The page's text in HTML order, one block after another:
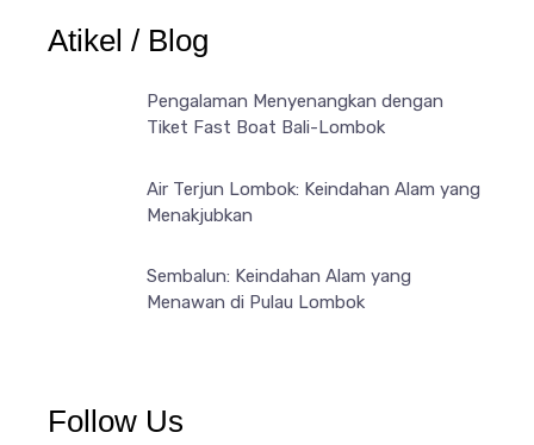
Atikel / Blog
Pengalaman Menyenangkan dengan
Tiket Fast Boat Bali-Lombok
Air Terjun Lombok: Keindahan Alam yang
Menakjubkan
Sembalun: Keindahan Alam yang
Menawan di Pulau Lombok
Follow Us